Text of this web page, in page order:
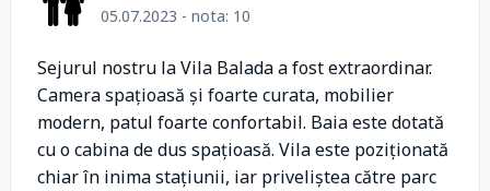
05.07.2023 - nota: 10
Sejurul nostru la Vila Balada a fost extraordinar.
Camera spațioasă și foarte curata, mobilier
modern, patul foarte confortabil. Baia este dotată
cu o cabina de dus spațioasă. Vila este poziționată
chiar în inima stațiunii, iar priveliștea către parc